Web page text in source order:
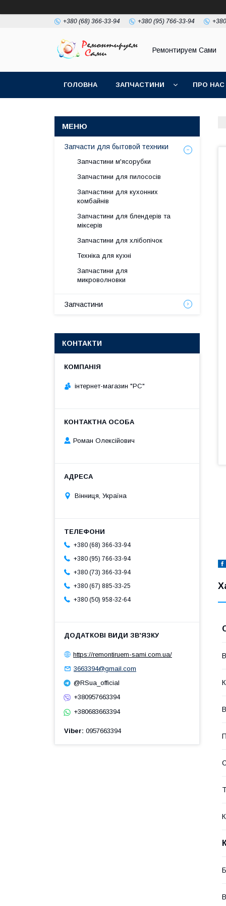
+380 (68) 366-33-94 +380 (95) 766-33-94
Ремонтируем Сами
ГОЛОВНА ЗАПЧАСТИНИ ПРО НАС
Запчасти для бытовой техники
Запчастини м'ясорубки
Запчастини для пилососів
Запчастини для кухонних
комбайнів
Запчастини для блендерів та
міксерів
Запчастини для хлібопічок
Техніка для кухні
Запчастини для
микроволновки
Запчастини
КОНТАКТИ
інтернет-магазин "РС"
Роман Олексійович
Вінниця, Україна
+380 (68) 366-33-94
+380 (95) 766-33-94
+380 (73) 366-33-94
+380 (67) 885-33-25
+380 (50) 958-32-64
https://remontiruem-sami.com.ua/
3663394@gmail.com
@RSua_official
+380957663394
+380683663394
Viber 0957663394